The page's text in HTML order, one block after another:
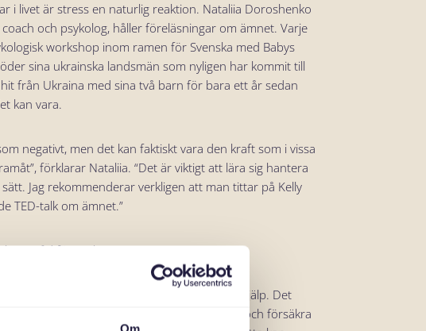
i livet är stress en naturlig reaktion. Nataliia Doroshenko
och psykolog, håller föreläsningar om ämnet. Varje
workshop inom ramen för Svenska med Babys
sina ukrainska landsmän som nyligen har kommit till
från Ukraina med sina två barn för bara ett år sedan
kan vara.
negativt, men det kan faktiskt vara den kraft som i vissa
förklarar Nataliia. “Det är viktigt att lära sig hantera
Jag rekommenderar verkligen att man tittar på Kelly
TED-talk om ämnet.”
råd för att hantera stress:
din kropp. Att röra på dig och träna är till hjälp. Det
att må bra. Var medveten om dina känslor och försäkra